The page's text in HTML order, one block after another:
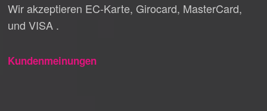
Wir akzeptieren EC-Karte, Girocard, MasterCard,
und VISA .
Kundenmeinungen